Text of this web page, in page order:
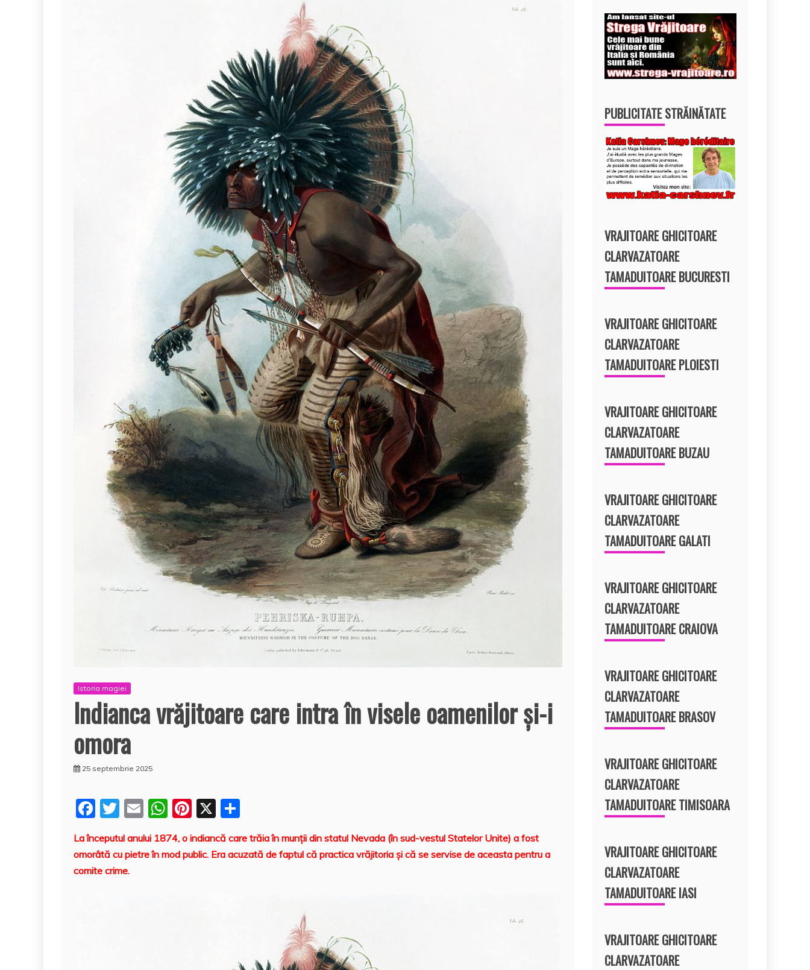
Istoria magiei
Indianca vrăjitoare care intra în visele oamenilor şi-i
omora
25 septembrie 2025
F
c
e
T
itt
er
E
ai
l
W
at
s
Pi
er
e
X
rt
aj
La începutul anului 1874, o indiancă care trăia în munții din statul Nevada (în sud-vestul Statelor Unite) a fost
omorâtă cu pietre în mod public. Era acuzată de faptul că practica vrăjitoria şi că se servise de aceasta pentru a
comite crime.
PUBLICITATE STRĂINĂTATE
VRAJITOARE GHICITOARE
CLARVAZATOARE
TAMADUITOARE BUCURESTI
VRAJITOARE GHICITOARE
CLARVAZATOARE
TAMADUITOARE PLOIESTI
VRAJITOARE GHICITOARE
CLARVAZATOARE
TAMADUITOARE BUZAU
VRAJITOARE GHICITOARE
CLARVAZATOARE
TAMADUITOARE GALATI
VRAJITOARE GHICITOARE
CLARVAZATOARE
TAMADUITOARE CRAIOVA
VRAJITOARE GHICITOARE
CLARVAZATOARE
TAMADUITOARE BRASOV
VRAJITOARE GHICITOARE
CLARVAZATOARE
TAMADUITOARE TIMISOARA
VRAJITOARE GHICITOARE
CLARVAZATOARE
TAMADUITOARE IASI
VRAJITOARE GHICITOARE
CLARVAZATOARE